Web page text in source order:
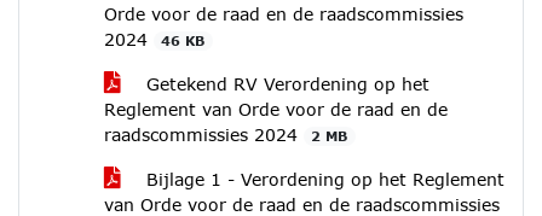
Orde voor de raad en de raadscommissies
2024
46 KB
Getekend RV Verordening op het
Reglement van Orde voor de raad en de
raadscommissies 2024
2 MB
Bijlage 1 - Verordening op het Reglement
van Orde voor de raad en de raadscommissies